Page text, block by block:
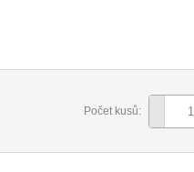
Počet kusů: